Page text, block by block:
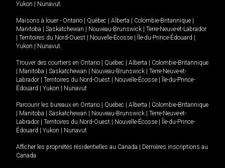
Yukon
Nunavut.
Maisons à louer - Ontario Québec Alberta Colombie-Britannique
Manitoba
Saskatchewan Nouveau-Brunswick
Terre-Neuve-et-Labrador
Territoires du Nord-Ouest Nouvelle-Écosse Île-du-Prince-Édouard
Yukon
Nunavut.
Trouver des courtiers en Ontario Québec Alberta
Colombie-Britannique
Manitoba Saskatchewan Nouveau-Brunswick
Terre-Neuve-et-
Labrador
Territoires du Nord-Ouest Nouvelle-Écosse
Île-du-Prince-
Édouard
Yukon Nunavut
Parcourir les bureaux en Ontario Québec Alberta
Colombie-Britannique
Manitoba Saskatchewan Nouveau-Brunswick
Terre-Neuve-et-
Labrador
Territoires du Nord-Ouest Nouvelle-Écosse
Île-du-Prince-
Édouard
Yukon Nunavut
Afficher les propriétés résidentielles au Canada
Dernières inscriptions au
Canada